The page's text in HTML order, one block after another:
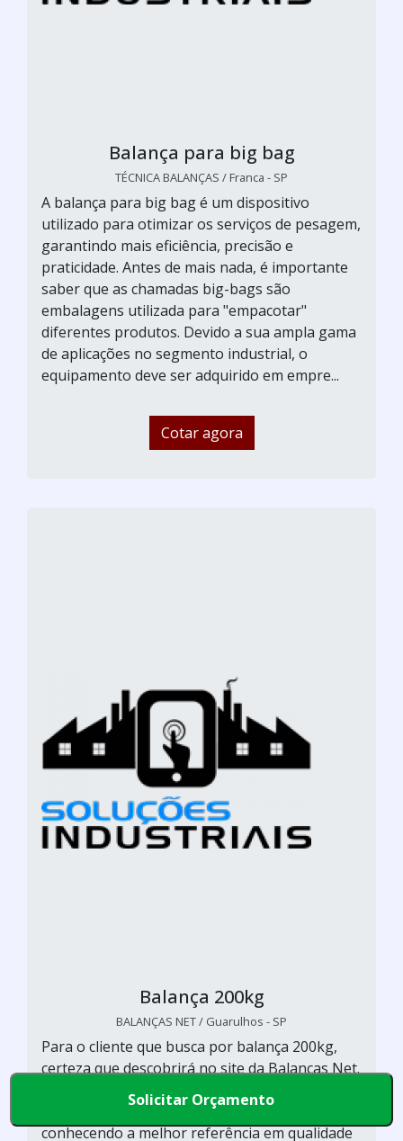
Balança para big bag
TÉCNICA BALANÇAS / Franca - SP
A balança para big bag é um dispositivo
utilizado para otimizar os serviços de pesagem,
garantindo mais eficiência, precisão e
praticidade. Antes de mais nada, é importante
saber que as chamadas big-bags são
embalagens utilizada para "empacotar"
diferentes produtos. Devido a sua ampla gama
de aplicações no segmento industrial, o
equipamento deve ser adquirido em empre...
Cotar agora
Balança 200kg
BALANÇAS NET / Guarulhos - SP
Para o cliente que busca por balança 200kg,
certeza que descobrirá no site da Balanças Net.
Solicitando mais informações por meio da
plataforma de divulgação das indústrias e
conhecendo a melhor referência em qualidade
Solicitar Orçamento